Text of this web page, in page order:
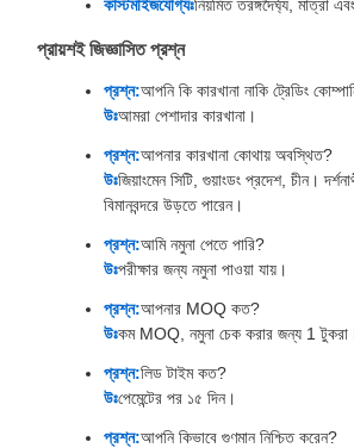
কাস্টমাইজযোগ্যঃনিয়মিত তরঙ্গদৈর্ঘ্য, মাত্রা
প্রায়শই জিজ্ঞাসিত প্রশ্ন
প্রশ্ন:আপনি কি কারখানা নাকি ট্রেডিং
উঃআমরা পেশাদার কারখানা।
প্রশ্ন:আপনার কারখানা কোথায় অবস্থিত?
উঃজিয়াংমেন সিটি, গুয়াংডং প্রদেশ, চীন।
বিমানবন্দরে উড়তে পারেন।
প্রশ্ন:আমি নমুনা পেতে পারি?
উঃপরীক্ষার জন্য নমুনা পাওয়া যায়।
প্রশ্ন:আপনার MOQ কত?
উঃকম MOQ, নমুনা চেক করার জন্য 1
প্রশ্ন:লিড টাইম কত?
উঃপেমেন্টের পর ১৫ দিন।
প্রশ্ন:আপনি কিভাবে গুণমান নিশ্চিত করেন?